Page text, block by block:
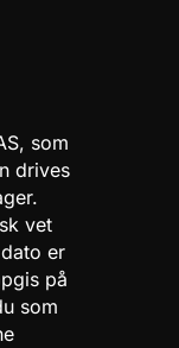
som
drives
vet
er
på
som